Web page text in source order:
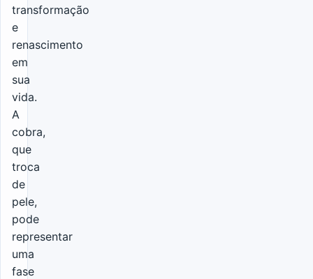
transformação
e
renascimento
em
sua
vida.
A
cobra,
que
troca
de
pele,
pode
representar
uma
fase